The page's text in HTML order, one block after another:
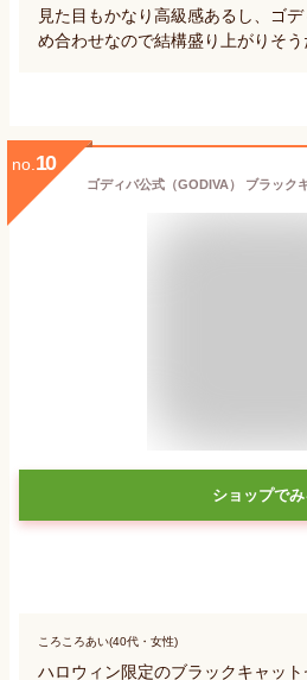
見た目もかなり高級感あるし、ゴ
め合わせなので結構盛り上がりそ
no. 10
ショップでみ
ころころあい(40代・女性)
ハロウィン限定のブラックキャッ